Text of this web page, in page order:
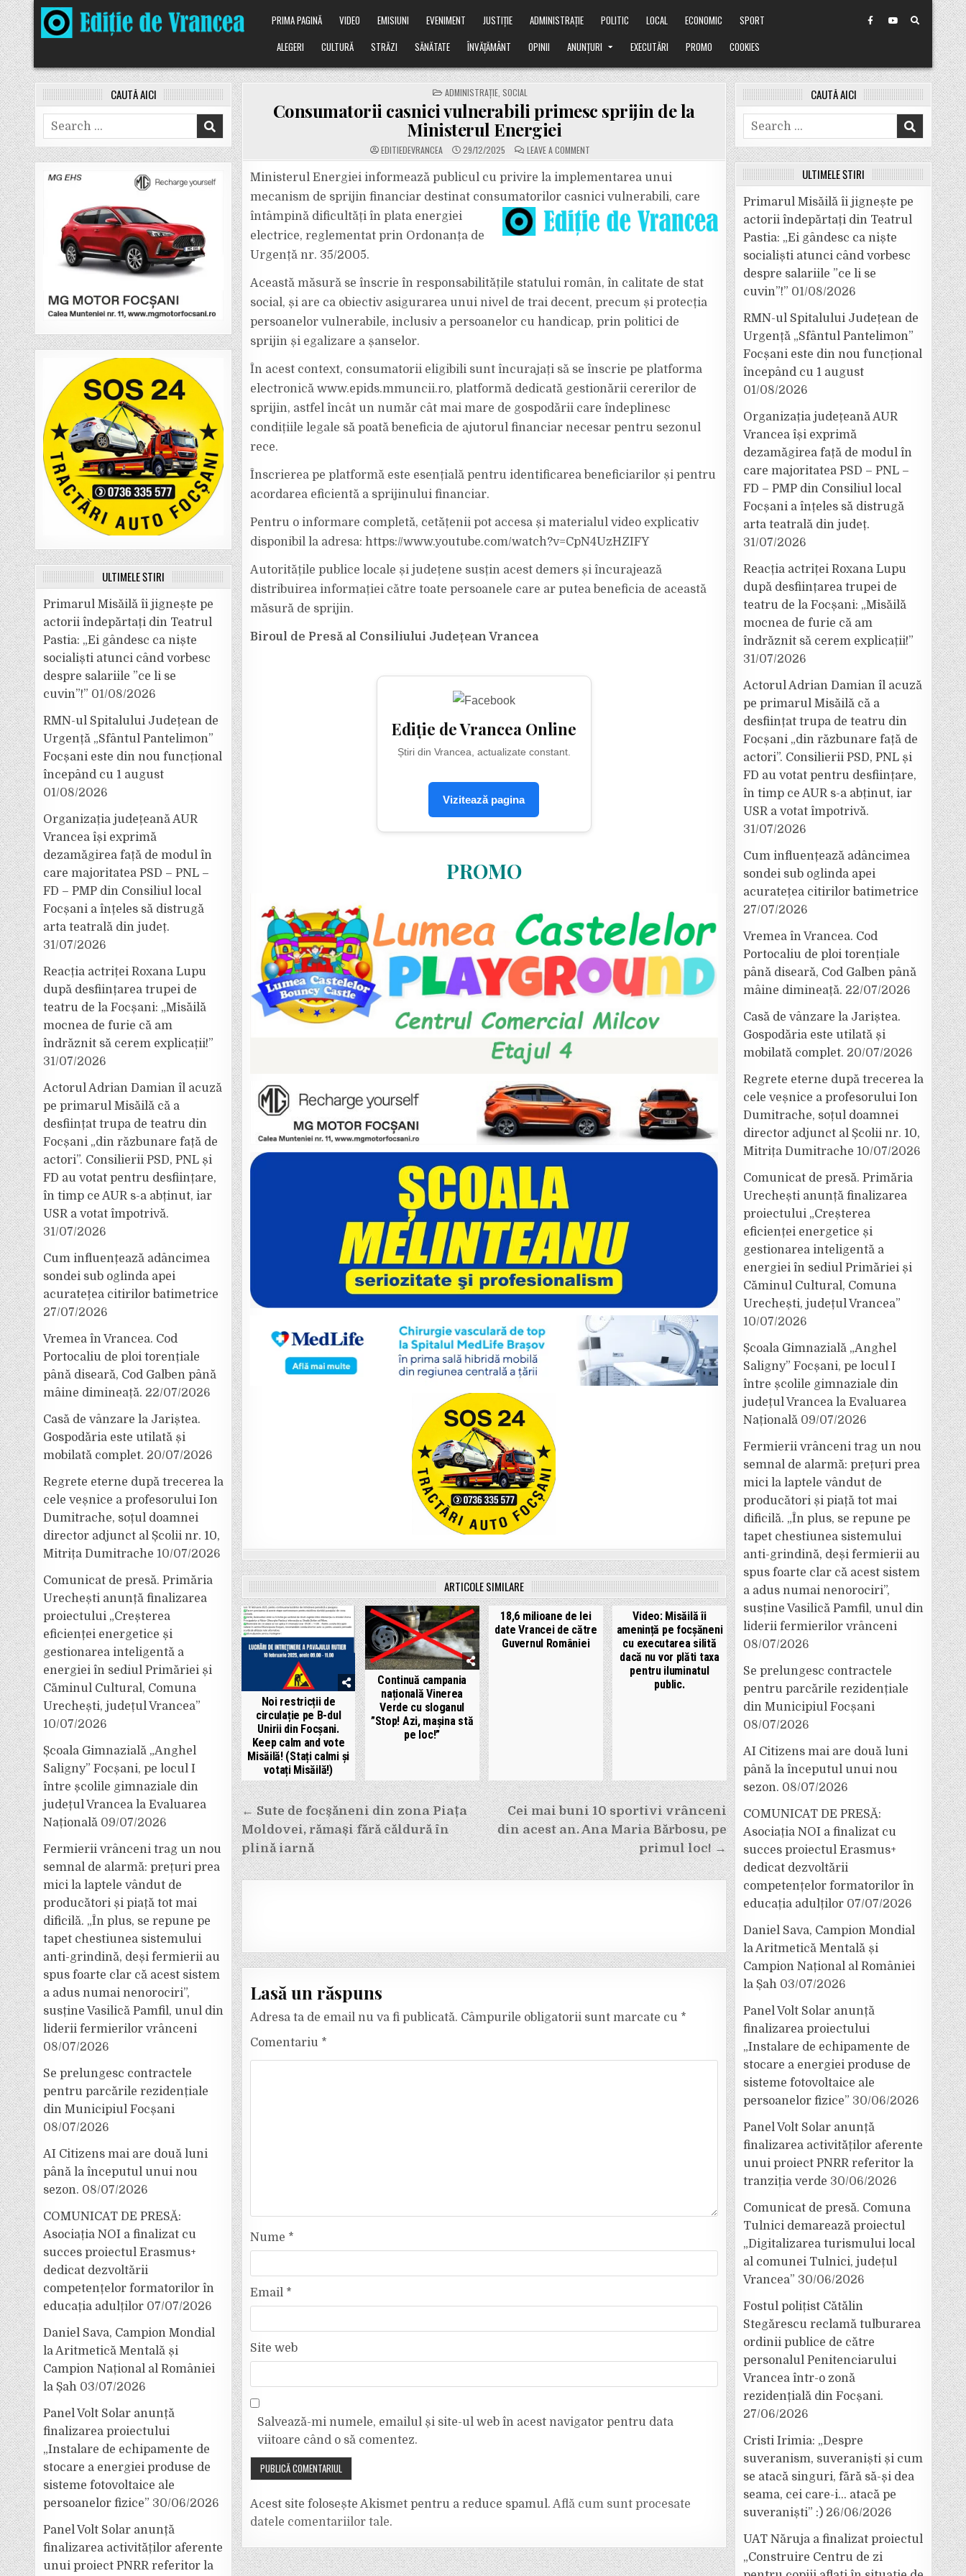
Skip
to
content
PRIMA PAGINĂ VIDEO EMISIUNI EVENIMENT JUSTIȚIE ADMINISTRAȚIE POLITIC LOCAL ECONOMIC
SPORT
ALEGERI
CULTURĂ STRĂZI SĂNĂTATE ÎNVĂȚĂMÂNT OPINII ANUNȚURI EXECUTĂRI PROMO COOKIES
POSTED
IN
ADMINISTRAȚIE SOCIAL
Consumatorii casnici vulnerabili primesc sprijin de la
Ministerul Energiei
EDITIEDEVRANCEA 29/12/2025 LEAVE A COMMENT
CONSUMATORII
VULNERABILI
PRIMESC
SPRIJIN
DE
MINISTERUL
ENERGIEI
Ministerul Energiei informează publicul cu privire la implementarea unui
mecanism de sprijin financiar destinat consumatorilor casnici vulnerabili, care
întâmpină dificultăți în plata energiei
electrice, reglementat prin Ordonanța de
Urgență nr. 35/2005.
Această măsură se înscrie în responsabilitățile statului român, în calitate de stat
social, și are ca obiectiv asigurarea unui nivel de trai decent, precum și protecția
persoanelor vulnerabile, inclusiv a persoanelor cu handicap, prin politici de
sprijin și egalizare a șanselor.
În acest context, consumatorii eligibili sunt încurajați să se înscrie pe platforma
electronică www.epids.mmuncii.ro, platformă dedicată gestionării cererilor de
sprijin, astfel încât un număr cât mai mare de gospodării care îndeplinesc
condițiile legale să poată beneficia de ajutorul financiar necesar pentru sezonul
rece.
Înscrierea pe platformă este esențială pentru identificarea beneficiarilor și pentru
acordarea eficientă a sprijinului financiar.
Pentru o informare completă, cetățenii pot accesa și materialul video explicativ
disponibil la adresa: https://www.youtube.com/watch?v=CpN4UzHZIFY
Autoritățile publice locale și județene susțin acest demers și încurajează
distribuirea informației către toate persoanele care ar putea beneficia de această
măsură de sprijin.
Biroul de Presă al Consiliului Județean Vrancea
Ediție de Vrancea Online
Știri din Vrancea, actualizate constant.
Vizitează pagina
PROMO
ARTICOLE SIMILARE
Noi restricții de
circulație pe B-dul
Unirii din Focșani.
Keep calm and vote
Misăilă! (Stați calmi și
votați Misăilă!)
Continuă campania
națională Vinerea
Verde cu sloganul
”Stop! Azi, mașina stă
pe loc!”
18,6 milioane de lei
date Vrancei de către
Guvernul României
Video: Misăilă îi
amenință pe focșăneni
cu executarea silită
dacă nu vor plăti taxa
pentru iluminatul
public.
Navigare
în
articole
Cei mai buni 10 sportivi vrânceni
din acest an. Ana Maria Bărbosu, pe
primul loc! →
← Sute de focșăneni din zona Piața
Moldovei, rămași fără căldură în
plină iarnă
Lasă un răspuns
Adresa ta de email nu va fi publicată. Câmpurile obligatorii sunt marcate cu *
Comentariu *
Nume *
Email *
Site web
Salvează-mi numele, emailul și site-ul web în acest navigator pentru data
viitoare când o să comentez.
Acest site folosește Akismet pentru a reduce spamul. Află cum sunt procesate
datele comentariilor tale.
CAUTĂ AICI
Search
for:
ULTIMELE ȘTIRI
Primarul Misăilă îi jignește pe
actorii îndepărtați din Teatrul
Pastia: „Ei gândesc ca niște
socialiști atunci când vorbesc
despre salariile ”ce li se
cuvin”!” 01/08/2026
RMN-ul Spitalului Județean de
Urgență „Sfântul Pantelimon”
Focșani este din nou funcțional
începând cu 1 august
01/08/2026
Organizația județeană AUR
Vrancea își exprimă
dezamăgirea față de modul în
care majoritatea PSD – PNL –
FD – PMP din Consiliul local
Focșani a înțeles să distrugă
arta teatrală din județ.
31/07/2026
Reacția actriței Roxana Lupu
după desființarea trupei de
teatru de la Focșani: „Misăilă
mocnea de furie că am
îndrăznit să cerem explicații!”
31/07/2026
Actorul Adrian Damian îl acuză
pe primarul Misăilă că a
desființat trupa de teatru din
Focșani „din răzbunare față de
actori”. Consilierii PSD, PNL și
FD au votat pentru desființare,
în timp ce AUR s-a abținut, iar
USR a votat împotrivă.
31/07/2026
Cum influențează adâncimea
sondei sub oglinda apei
acuratețea citirilor batimetrice
27/07/2026
Vremea în Vrancea. Cod
Portocaliu de ploi torențiale
până diseară, Cod Galben până
mâine dimineață. 22/07/2026
Casă de vânzare la Jariștea.
Gospodăria este utilată și
mobilată complet. 20/07/2026
Regrete eterne după trecerea la
cele veșnice a profesorului Ion
Dumitrache, soțul doamnei
director adjunct al Școlii nr. 10,
Mitrița Dumitrache 10/07/2026
Comunicat de presă. Primăria
Urechești anunță finalizarea
proiectului „Creșterea
eficienței energetice și
gestionarea inteligentă a
energiei în sediul Primăriei și
Căminul Cultural, Comuna
Urechești, județul Vrancea”
10/07/2026
Școala Gimnazială „Anghel
Saligny” Focșani, pe locul I
între școlile gimnaziale din
județul Vrancea la Evaluarea
Națională 09/07/2026
Fermierii vrânceni trag un nou
semnal de alarmă: prețuri prea
mici la laptele vândut de
producători și piață tot mai
dificilă. „În plus, se repune pe
tapet chestiunea sistemului
anti-grindină, deși fermierii au
spus foarte clar că acest sistem
a adus numai nenorociri”,
susține Vasilică Pamfil, unul din
liderii fermierilor vrânceni
08/07/2026
Se prelungesc contractele
pentru parcările rezidențiale
din Municipiul Focșani
08/07/2026
AI Citizens mai are două luni
până la începutul unui nou
sezon. 08/07/2026
COMUNICAT DE PRESĂ:
Asociația NOI a finalizat cu
succes proiectul Erasmus+
dedicat dezvoltării
competențelor formatorilor în
educația adulților 07/07/2026
Daniel Sava, Campion Mondial
la Aritmetică Mentală și
Campion Național al României
la Șah 03/07/2026
Panel Volt Solar anunță
finalizarea proiectului
„Instalare de echipamente de
stocare a energiei produse de
sisteme fotovoltaice ale
persoanelor fizice” 30/06/2026
Panel Volt Solar anunță
finalizarea activităților aferente
unui proiect PNRR referitor la
CAUTĂ AICI
Search
for:
ULTIMELE ȘTIRI
Primarul Misăilă îi jignește pe
actorii îndepărtați din Teatrul
Pastia: „Ei gândesc ca niște
socialiști atunci când vorbesc
despre salariile ”ce li se
cuvin”!” 01/08/2026
RMN-ul Spitalului Județean de
Urgență „Sfântul Pantelimon”
Focșani este din nou funcțional
începând cu 1 august
01/08/2026
Organizația județeană AUR
Vrancea își exprimă
dezamăgirea față de modul în
care majoritatea PSD – PNL –
FD – PMP din Consiliul local
Focșani a înțeles să distrugă
arta teatrală din județ.
31/07/2026
Reacția actriței Roxana Lupu
după desființarea trupei de
teatru de la Focșani: „Misăilă
mocnea de furie că am
îndrăznit să cerem explicații!”
31/07/2026
Actorul Adrian Damian îl acuză
pe primarul Misăilă că a
desființat trupa de teatru din
Focșani „din răzbunare față de
actori”. Consilierii PSD, PNL și
FD au votat pentru desființare,
în timp ce AUR s-a abținut, iar
USR a votat împotrivă.
31/07/2026
Cum influențează adâncimea
sondei sub oglinda apei
acuratețea citirilor batimetrice
27/07/2026
Vremea în Vrancea. Cod
Portocaliu de ploi torențiale
până diseară, Cod Galben până
mâine dimineață. 22/07/2026
Casă de vânzare la Jariștea.
Gospodăria este utilată și
mobilată complet. 20/07/2026
Regrete eterne după trecerea la
cele veșnice a profesorului Ion
Dumitrache, soțul doamnei
director adjunct al Școlii nr. 10,
Mitrița Dumitrache 10/07/2026
Comunicat de presă. Primăria
Urechești anunță finalizarea
proiectului „Creșterea
eficienței energetice și
gestionarea inteligentă a
energiei în sediul Primăriei și
Căminul Cultural, Comuna
Urechești, județul Vrancea”
10/07/2026
Școala Gimnazială „Anghel
Saligny” Focșani, pe locul I
între școlile gimnaziale din
județul Vrancea la Evaluarea
Națională 09/07/2026
Fermierii vrânceni trag un nou
semnal de alarmă: prețuri prea
mici la laptele vândut de
producători și piață tot mai
dificilă. „În plus, se repune pe
tapet chestiunea sistemului
anti-grindină, deși fermierii au
spus foarte clar că acest sistem
a adus numai nenorociri”,
susține Vasilică Pamfil, unul din
liderii fermierilor vrânceni
08/07/2026
Se prelungesc contractele
pentru parcările rezidențiale
din Municipiul Focșani
08/07/2026
AI Citizens mai are două luni
până la începutul unui nou
sezon. 08/07/2026
COMUNICAT DE PRESĂ:
Asociația NOI a finalizat cu
succes proiectul Erasmus+
dedicat dezvoltării
competențelor formatorilor în
educația adulților 07/07/2026
Daniel Sava, Campion Mondial
la Aritmetică Mentală și
Campion Național al României
la Șah 03/07/2026
Panel Volt Solar anunță
finalizarea proiectului
„Instalare de echipamente de
stocare a energiei produse de
sisteme fotovoltaice ale
persoanelor fizice” 30/06/2026
Panel Volt Solar anunță
finalizarea activităților aferente
unui proiect PNRR referitor la
tranziția verde 30/06/2026
Comunicat de presă. Comuna
Tulnici demarează proiectul
„Digitalizarea turismului local
al comunei Tulnici, județul
Vrancea” 30/06/2026
Fostul polițist Cătălin
Stegărescu reclamă tulburarea
ordinii publice de către
personalul Penitenciarului
Vrancea într-o zonă
rezidențială din Focșani.
27/06/2026
Cristi Irimia: „Despre
suveranism, suveraniști și cum
se atacă singuri, fără să-și dea
seama, cei care-i… atacă pe
suveraniști” :) 26/06/2026
UAT Năruja a finalizat proiectul
„Construire Centru de zi